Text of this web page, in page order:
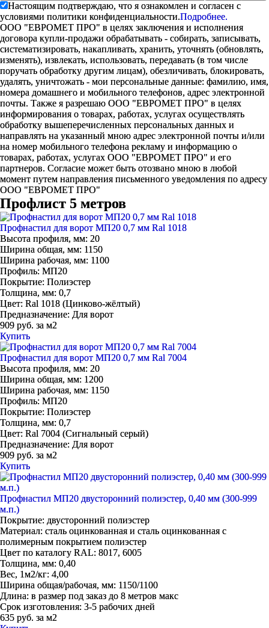
Настоящим подтверждаю, что я ознакомлен и согласен с
условиями политики конфиденциальности.Подробнее.
ООО "ЕВРОМЕТ ПРО" в целях заключения и исполнения
договора купли-продажи обрабатывать - собирать, записывать,
систематизировать, накапливать, хранить, уточнять (обновлять,
изменять), извлекать, использовать, передавать (в том числе
поручать обработку другим лицам), обезличивать, блокировать,
удалять, уничтожать - мои персональные данные: фамилию, имя,
номера домашнего и мобильного телефонов, адрес электронной
почты. Также я разрешаю ООО "ЕВРОМЕТ ПРО" в целях
информирования о товарах, работах, услугах осуществлять
обработку вышеперечисленных персональных данных и
направлять на указанный мною адрес электронной почты и/или
на номер мобильного телефона рекламу и информацию о
товарах, работах, услугах ООО "ЕВРОМЕТ ПРО" и его
партнеров. Согласие может быть отозвано мною в любой
момент путем направления письменного уведомления по адресу
ООО "ЕВРОМЕТ ПРО"
Профлист 5 метров
Профнастил для ворот МП20 0,7 мм Ral 1018
Высота профиля, мм: 20
Ширина общая, мм: 1150
Ширина рабочая, мм: 1100
Профиль: МП20
Покрытие: Полиэстер
Толщина, мм: 0,7
Цвет: Ral 1018 (Цинково-жёлтый)
Предназначение: Для ворот
909 руб. за м2
Купить
Профнастил для ворот МП20 0,7 мм Ral 7004
Высота профиля, мм: 20
Ширина общая, мм: 1200
Ширина рабочая, мм: 1150
Профиль: МП20
Покрытие: Полиэстер
Толщина, мм: 0,7
Цвет: Ral 7004 (Сигнальный серый)
Предназначение: Для ворот
909 руб. за м2
Купить
Профнастил МП20 двусторонний полиэстер, 0,40 мм (300-999
м.п.)
Покрытие: двусторонний полиэстер
Материал: сталь оцинкованная и сталь оцинкованная с
полимерным покрытием полиэстер
Цвет по каталогу RAL: 8017, 6005
Толщина, мм: 0,40
Вес, 1м2/кг: 4,00
Ширина общая/рабочая, мм: 1150/1100
Длина: в размер под заказ до 8 метров макс
Срок изготовления: 3-5 рабочих дней
635 руб. за м2